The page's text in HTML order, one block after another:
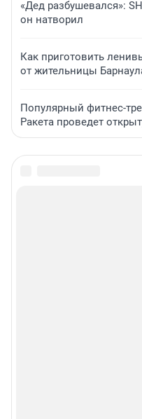
«Дед разбушевался»:
он натворил
Как приготовить
от жительницы
Популярный фитнес-
Ракета проведет